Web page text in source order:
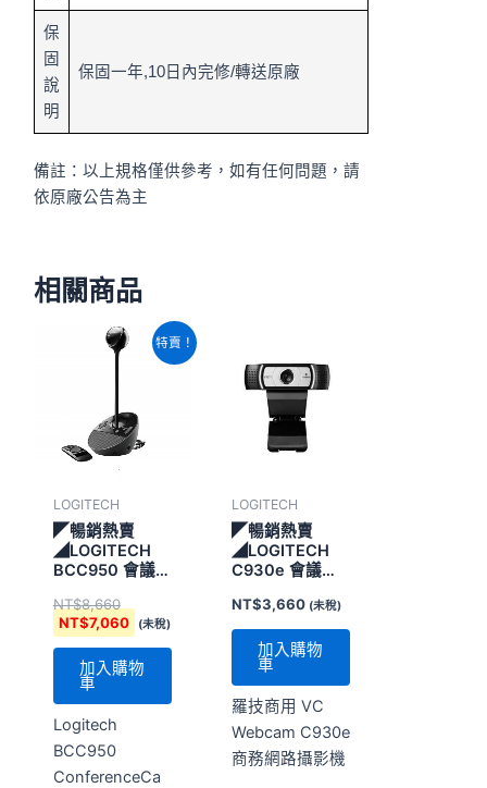
保
固
說
明
保固一年,10日內完修/轉送原廠
備註：以上規格僅供參考，如有任何問題，請
依原廠公告為主
相關商品
特賣！
LOGITECH
◤暢銷熱賣
◢LOGITECH
BCC950 會議視
NT$8,660
原
始
NT$8,660。
NT$7,060
NT$7,060。
(未稅)
加入購物
車
Logitech
BCC950
ConferenceCa
LOGITECH
◤暢銷熱賣
◢LOGITECH
C930e 會議視
NT$3,660 (未稅)
加入購物
車
羅技商用 VC
Webcam C930e
商務網路攝影機